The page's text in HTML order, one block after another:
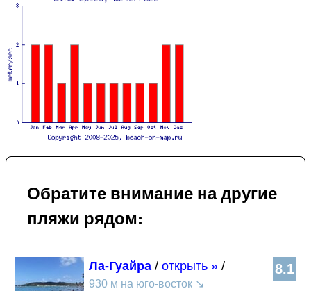
Обратите внимание на другие
пляжи рядом:
8.1
Ла-Гуайра / открыть » /
930 м на юго-восток ↘